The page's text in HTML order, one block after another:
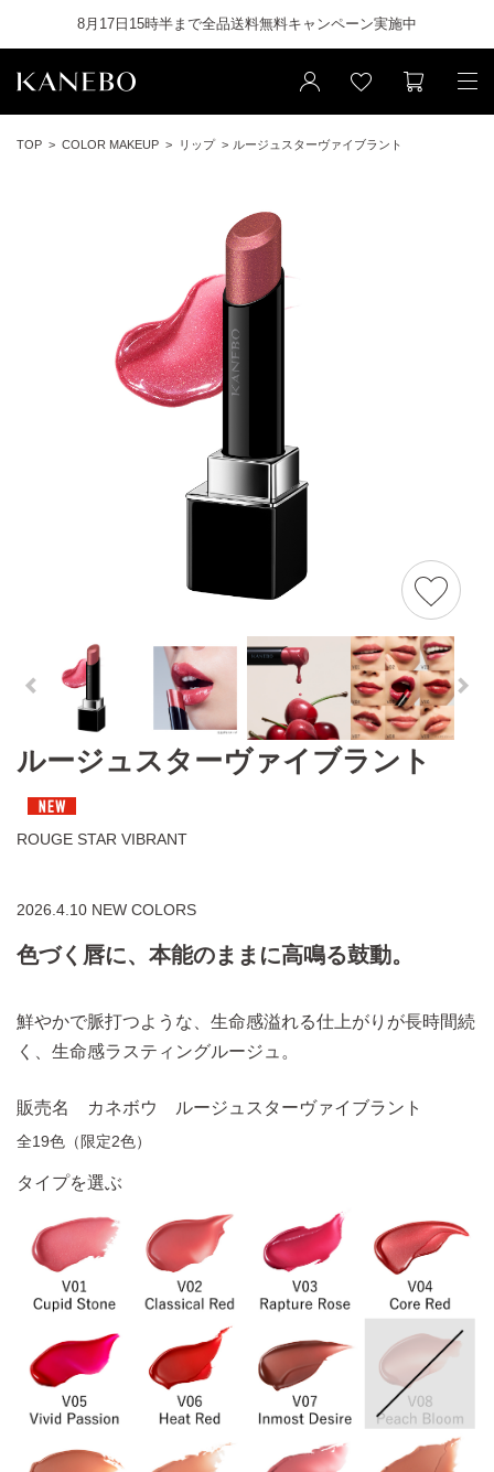
8月17日15時半まで全品送料無料キャンペーン実施中
TOP COLOR MAKEUP リップ ルージュスターヴァイブラント
ルージュスターヴァイブラント
ROUGE STAR VIBRANT
2026.4.10 NEW COLORS
色づく唇に、本能のままに高鳴る鼓動。
鮮やかで脈打つような、生命感溢れる仕上がりが長時間続
く、生命感ラスティングルージュ。
販売名 カネボウ ルージュスターヴァイブラント
全19色（限定2色）
タイプを選ぶ